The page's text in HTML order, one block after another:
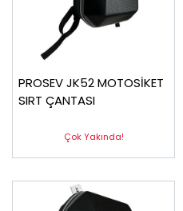
PROSEV JK52 MOTOSİKET
SIRT ÇANTASI
Çok Yakında!